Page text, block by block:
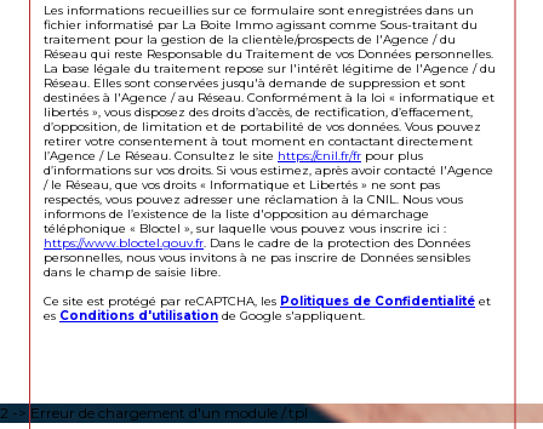
Les informations recueillies sur ce formulaire sont enregistrées dans un
fichier informatisé par La Boite Immo agissant comme Sous-traitant du
traitement pour la gestion de la clientèle/prospects de l'Agence / du
Réseau qui reste Responsable du Traitement de vos Données personnelles.
La base légale du traitement repose sur l'intérêt légitime de l'Agence / du
Réseau. Elles sont conservées jusqu'à demande de suppression et sont
destinées à l'Agence / au Réseau. Conformément à la loi « informatique et
libertés », vous disposez des droits d’accès, de rectification, d’effacement,
d’opposition, de limitation et de portabilité de vos données. Vous pouvez
retirer votre consentement à tout moment en contactant directement
l’Agence / Le Réseau. Consultez le site https://cnil.fr/fr pour plus
d’informations sur vos droits. Si vous estimez, après avoir contacté l'Agence
/ le Réseau, que vos droits « Informatique et Libertés » ne sont pas
respectés, vous pouvez adresser une réclamation à la CNIL. Nous vous
informons de l’existence de la liste d'opposition au démarchage
téléphonique « Bloctel », sur laquelle vous pouvez vous inscrire ici :
https://www.bloctel.gouv.fr . Dans le cadre de la protection des Données
personnelles, nous vous invitons à ne pas inscrire de Données sensibles
dans le champ de saisie libre.
Ce site est protégé par reCAPTCHA, les Politiques de Confidentialité et
es Conditions d'utilisation de Google s'appliquent.
2 -> Erreur de chargement d'un module /.tpl